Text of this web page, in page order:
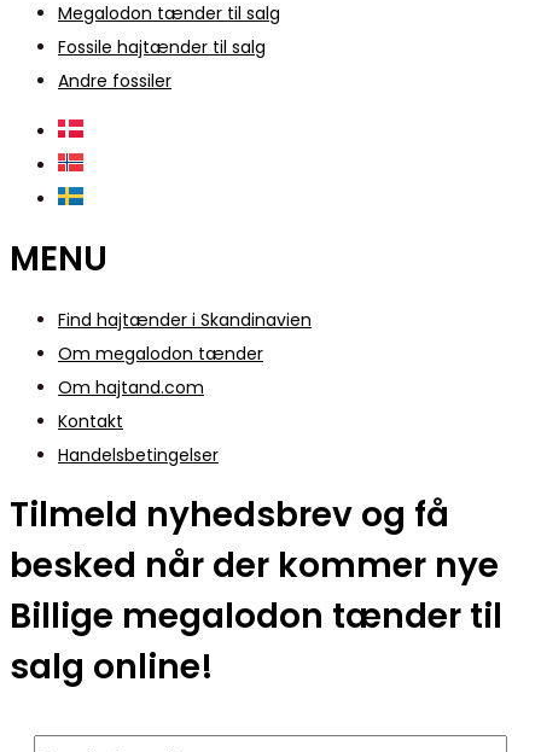
Megalodon tænder til salg
Fossile hajtænder til salg
Andre fossiler
MENU
Find hajtænder i Skandinavien
Om megalodon tænder
Om hajtand.com
Kontakt
Handelsbetingelser
Tilmeld nyhedsbrev og få
besked når der kommer nye
Billige megalodon tænder til
salg online!